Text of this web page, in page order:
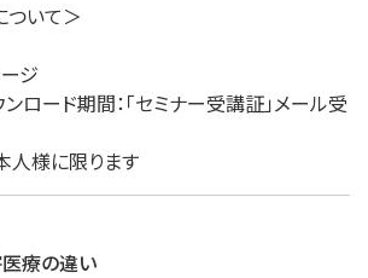
ついて＞
ジ
ロード期間：「セミナー受講証」メール受
人様に限ります
医療の違い